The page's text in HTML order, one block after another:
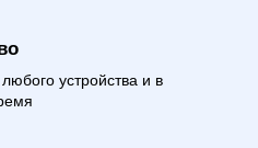
устройства и в